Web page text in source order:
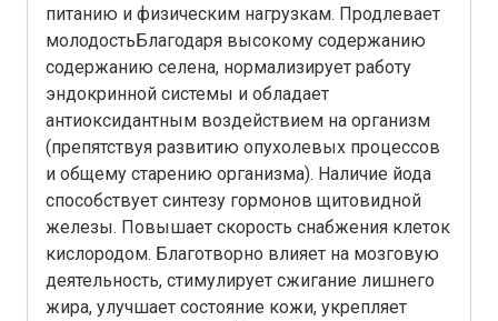
питанию и физическим нагрузкам. Продлевает
молодостьБлагодаря высокому содержанию
содержанию селена, нормализирует работу
эндокринной системы и обладает
антиоксидантным воздействием на организм
(препятствуя развитию опухолевых процессов
и общему старению организма). Наличие йода
способствует синтезу гормонов щитовидной
железы. Повышает скорость снабжения клеток
кислородом. Благотворно влияет на мозговую
деятельность, стимулирует сжигание лишнего
жира, улучшает состояние кожи, укрепляет